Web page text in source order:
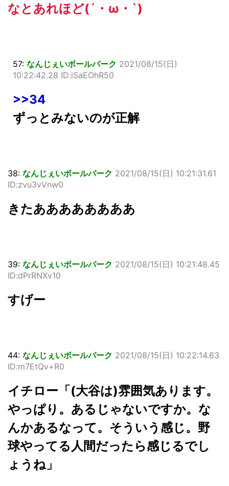
なとあれほど(´・ω・`)
57: なんじぇいボールパーク 2021/08/15(日)
10:22:42.28 ID:iSaEOhR50
>>34
ずっとみないのが正解
38: なんじぇいボールパーク 2021/08/15(日) 10:21:31.61
ID:zvu3vVnw0
きたああああああああ
39: なんじぇいボールパーク 2021/08/15(日) 10:21:48.45
ID:dPrRNXv10
すげー
44: なんじぇいボールパーク 2021/08/15(日) 10:22:14.63
ID:m7EtQv+R0
イチロー「(大谷は)雰囲気あります。
やっぱり。あるじゃないですか。な
んかあるなって。そういう感じ。野
球やってる人間だったら感じるでし
ょうね」